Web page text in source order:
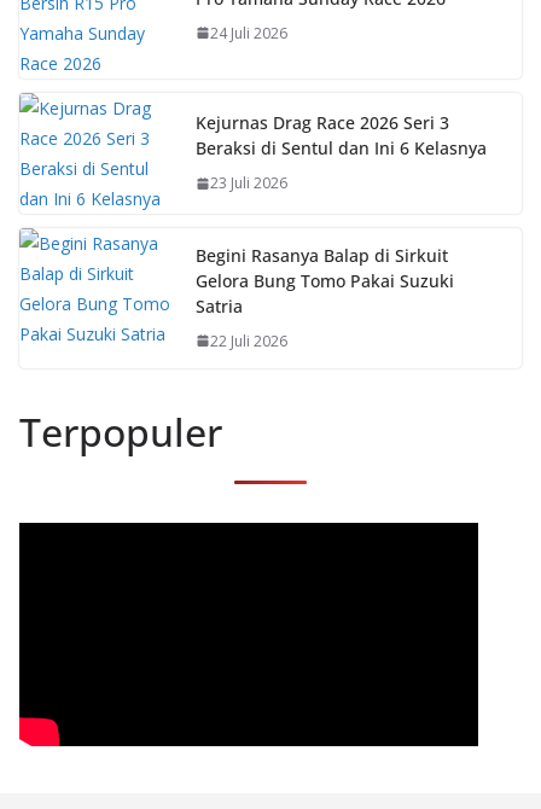
24 Juli 2026
Kejurnas Drag Race 2026 Seri 3
Beraksi di Sentul dan Ini 6 Kelasnya
23 Juli 2026
Begini Rasanya Balap di Sirkuit
Gelora Bung Tomo Pakai Suzuki
Satria
22 Juli 2026
Terpopuler